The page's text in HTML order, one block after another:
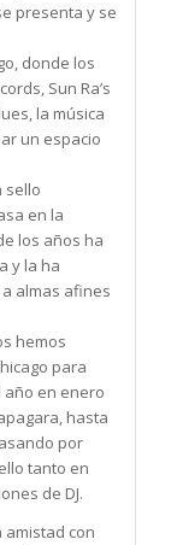
presenta y se
donde los
Sun Ra’s
la música
un espacio
sello
en la
los años ha
y la ha
almas afines
hemos
para
año en enero
hasta
por
tanto en
de DJ.
con